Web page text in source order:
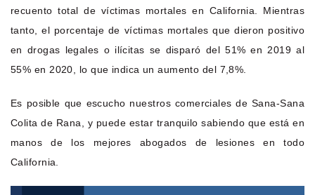
recuento total de víctimas mortales en California. Mientras
tanto, el porcentaje de víctimas mortales que dieron positivo
en drogas legales o ilícitas se disparó del 51% en 2019 al
55% en 2020, lo que indica un aumento del 7,8%.
Es posible que escucho nuestros comerciales de Sana-Sana
Colita de Rana, y puede estar tranquilo sabiendo que está en
manos de los mejores abogados de lesiones en todo
California.